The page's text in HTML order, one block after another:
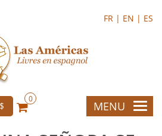
FR | EN | ES
0
MENU